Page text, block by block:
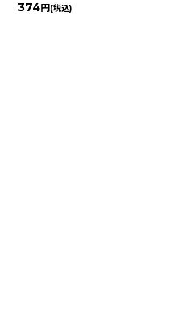
374円 (税込)